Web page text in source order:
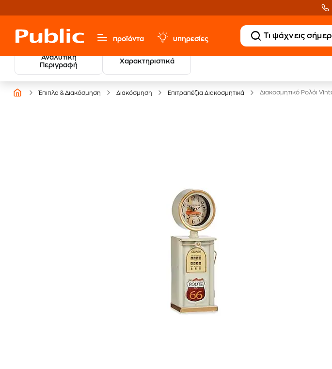
προϊόντα υπηρεσίες
Αναλυτική
Περιγραφή
Χαρακτηριστικά
Έπιπλα & Διακόσμηση Διακόσμηση Επιτραπέζια Διακοσμητικά Διακοσμητικό Ρολόι